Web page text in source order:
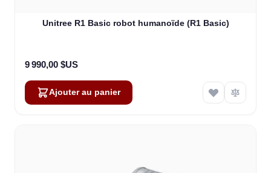
Unitree R1 Basic robot humanoïde (R1 Basic)
9 990,00 $US
Ajouter au panier